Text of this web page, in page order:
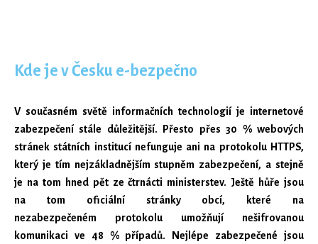
Kde je v Česku e-bezpečno
V současném světě informačních technologií je internetové
zabezpečení stále důležitější. Přesto přes 30 % webových
stránek státních institucí nefunguje ani na protokolu HTTPS,
který je tím nejzákladnějším stupněm zabezpečení, a stejně
je na tom hned pět ze čtrnácti ministerstev. Ještě hůře jsou
na tom oficiální stránky obcí, které na
nezabezpečeném protokolu umožňují nešifrovanou
komunikaci ve 48 % případů. Nejlépe zabezpečené jsou